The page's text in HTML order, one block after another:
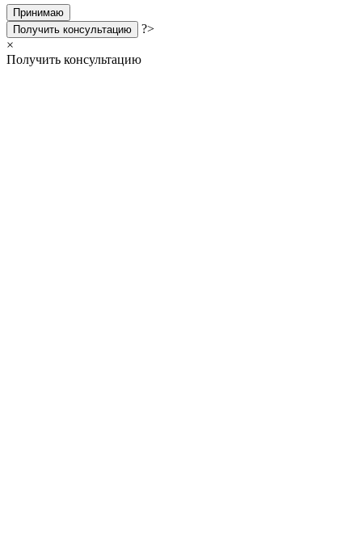
Принимаю
Получить консультацию
?>
×
Получить консультацию